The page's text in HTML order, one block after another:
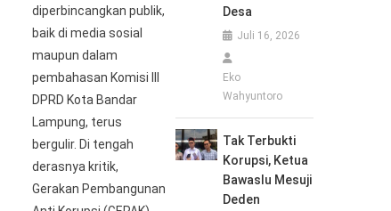
diperbincangkan publik,
baik di media sosial
maupun dalam
pembahasan Komisi III
DPRD Kota Bandar
Lampung, terus
bergulir. Di tengah
derasnya kritik,
Gerakan Pembangunan
Desa
Juli 16, 2026
Eko
Wahyuntoro
Tak Terbukti
Korupsi, Ketua
Bawaslu Mesuji
Deden